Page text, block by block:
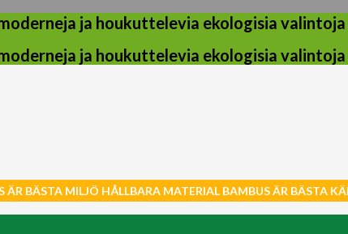
ja houkuttelevia ekologisia
ja houkuttelevia ekologisia
ÄR BÄSTA MILJÖ HÅLLBARA MATERIAL BAMBUS ÄR BÄSTA